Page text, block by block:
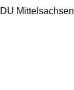
Mittelsachsen